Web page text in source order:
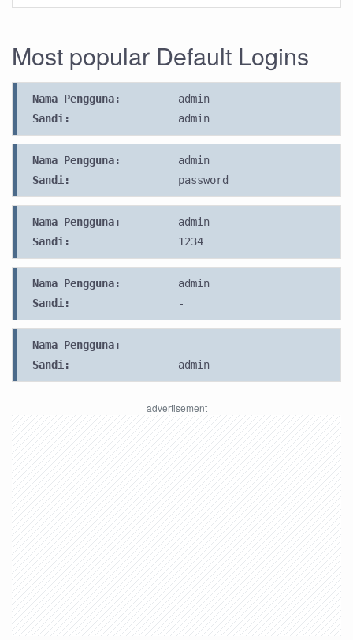
Most popular Default Logins
Nama Pengguna:
admin
Sandi:
admin
Nama Pengguna:
admin
Sandi:
password
Nama Pengguna:
admin
Sandi:
1234
Nama Pengguna:
admin
Sandi:
-
Nama Pengguna:
-
Sandi:
admin